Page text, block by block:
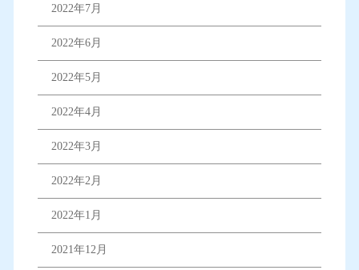
2022年7月
2022年6月
2022年5月
2022年4月
2022年3月
2022年2月
2022年1月
2021年12月